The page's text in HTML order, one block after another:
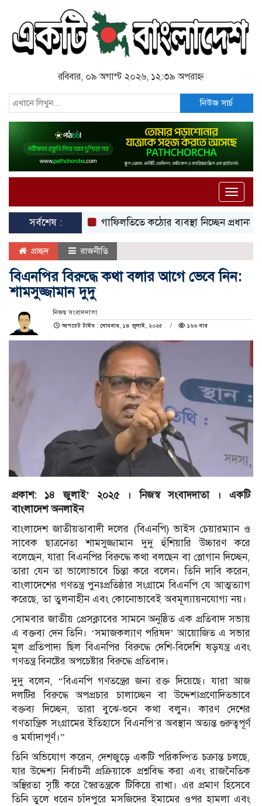
রবিবার, ০৯ অগাস্ট ২০২৬, ১২:৩৯ অপরাহ্ন
নিউজ সার্চ
Toggle
সর্বশেষ :
গাফিলতিতে কঠোর ব্যবস্থা নিচ্ছেন প্রধানমন্ত্রী: রিজভী
প্রচ্ছদ রাজনীতি
বিএনপির বিরুদ্ধে কথা বলার আগে ভেবে নিন:
শামসুজ্জামান দুদু
নিজস্ব সংবাদদাতা
আপডেট টাইম : সোমবার, ১৪ জুলাই, ২০২৫
১৬৬ বার
প্রকাশ: ১৪ জুলাই’ ২০২৫ । নিজস্ব সংবাদদাতা । একটি
বাংলাদেশ অনলাইন
বাংলাদেশ জাতীয়তাবাদী দলের (বিএনপি) ভাইস চেয়ারম্যান ও
সাবেক ছাত্রনেতা শামসুজ্জামান দুদু হুঁশিয়ারি উচ্চারণ করে
বলেছেন, যারা বিএনপির বিরুদ্ধে কথা বলছেন বা স্লোগান দিচ্ছেন,
তারা যেন তা ভালোভাবে চিন্তা করে বলেন। তিনি দাবি করেন,
বাংলাদেশের গণতন্ত্র পুনঃপ্রতিষ্ঠার সংগ্রামে বিএনপি যে আত্মত্যাগ
করেছে, তা তুলনাহীন এবং কোনোভাবেই অবমূল্যায়নযোগ্য নয়।
সোমবার জাতীয় প্রেসক্লাবের সামনে অনুষ্ঠিত এক প্রতিবাদ সভায়
এ বক্তব্য দেন তিনি। ‘সমাজকল্যাণ পরিষদ’ আয়োজিত এ সভার
মূল প্রতিপাদ্য ছিল বিএনপির বিরুদ্ধে দেশি-বিদেশি ষড়যন্ত্র এবং
গণতন্ত্র বিনষ্টের অপচেষ্টার বিরুদ্ধে প্রতিবাদ।
দুদু বলেন, “বিএনপি গণতন্ত্রের জন্য রক্ত দিয়েছে। যারা আজ
দলটির বিরুদ্ধে অপপ্রচার চালাচ্ছেন বা উদ্দেশ্যপ্রণোদিতভাবে
বক্তব্য দিচ্ছেন, তারা বুঝে-শুনে কথা বলুন। কারণ দেশের
গণতান্ত্রিক সংগ্রামের ইতিহাসে বিএনপি’র অবস্থান অত্যন্ত গুরুত্বপূর্ণ
ও মর্যাদাপূর্ণ।”
তিনি অভিযোগ করেন, দেশজুড়ে একটি পরিকল্পিত চক্রান্ত চলছে,
যার উদ্দেশ্য নির্বাচনী প্রক্রিয়াকে প্রশ্নবিদ্ধ করা এবং রাজনৈতিক
অস্থিরতা সৃষ্টি করে স্বৈরতন্ত্রকে টিকিয়ে রাখা। এর প্রমাণ হিসেবে
তিনি তুলে ধরেন চাঁদপুরে মসজিদের ইমামের ওপর হামলা এবং